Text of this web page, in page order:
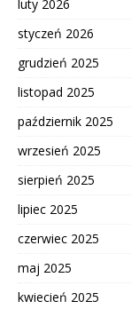
luty 2026
styczeń 2026
grudzień 2025
listopad 2025
październik 2025
wrzesień 2025
sierpień 2025
lipiec 2025
czerwiec 2025
maj 2025
kwiecień 2025